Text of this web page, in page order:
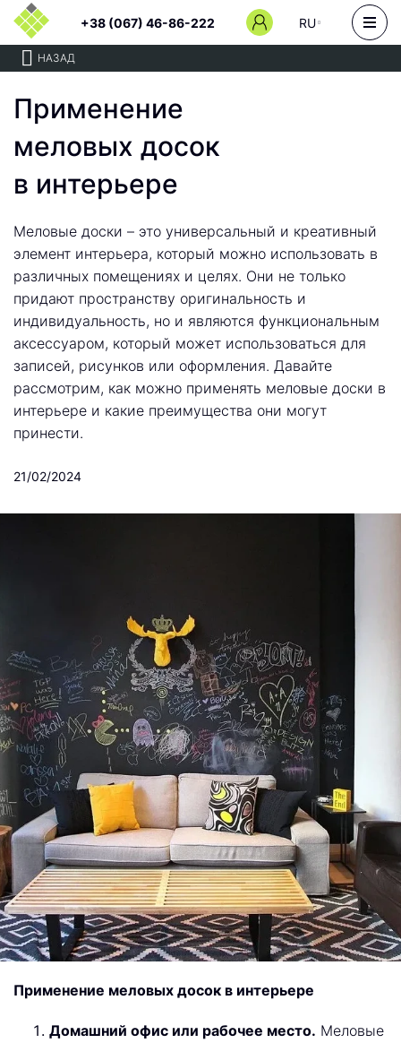
+38 (067) 46-86-222 RU
НАЗАД
Применение
меловых досок
в интерьере
Меловые доски – это универсальный и креативный
элемент интерьера, который можно использовать в
различных помещениях и целях. Они не только
придают пространству оригинальность и
индивидуальность, но и являются функциональным
аксессуаром, который может использоваться для
записей, рисунков или оформления. Давайте
рассмотрим, как можно применять меловые доски в
интерьере и какие преимущества они могут
принести.
21/02/2024
Применение меловых досок в интерьере
Домашний офис или рабочее место. Меловые